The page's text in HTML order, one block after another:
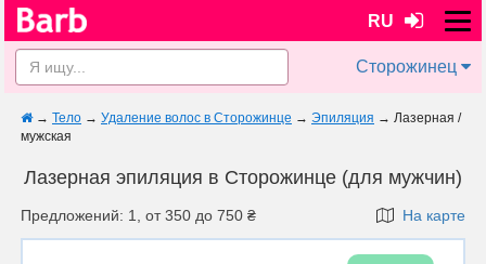
RU
Сторожинец
→ Тело → Удаление волос в Сторожинце → Эпиляция → Лазерная /
мужская
Лазерная эпиляция в Сторожинце (для мужчин)
Предложений: 1, от 350 до 750 ₴ На карте